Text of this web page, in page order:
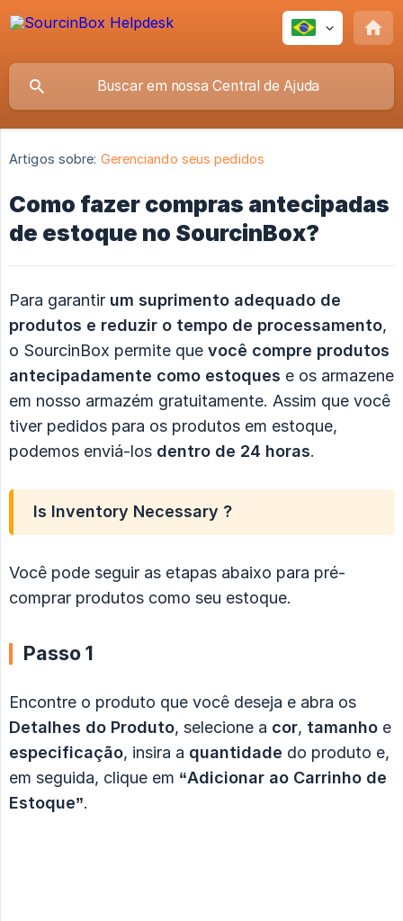
Artigos sobre: Gerenciando seus pedidos
Como fazer compras antecipadas
de estoque no SourcinBox?
Para garantir um suprimento adequado de
produtos e reduzir o tempo de processamento,
o SourcinBox permite que você compre produtos
antecipadamente como estoques e os armazene
em nosso armazém gratuitamente. Assim que você
tiver pedidos para os produtos em estoque,
podemos enviá-los dentro de 24 horas.
Is Inventory Necessary ?
Você pode seguir as etapas abaixo para pré-
comprar produtos como seu estoque.
Passo 1
Encontre o produto que você deseja e abra os
Detalhes do Produto, selecione a cor, tamanho e
especificação, insira a quantidade do produto e,
em seguida, clique em “Adicionar ao Carrinho de
Estoque”.